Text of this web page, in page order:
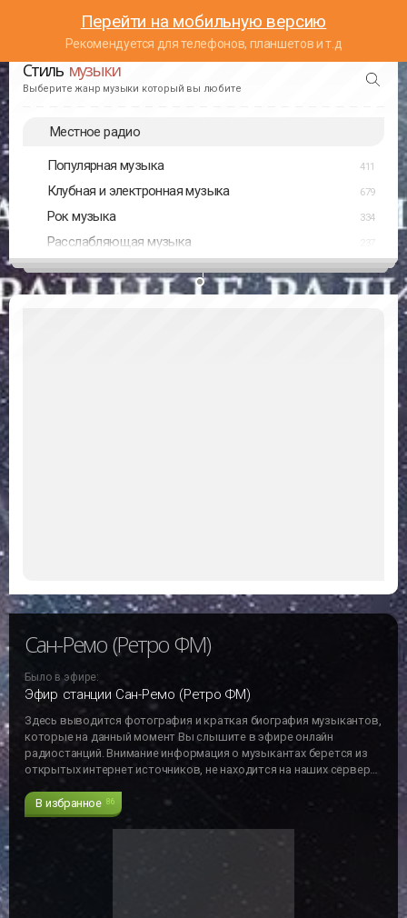
Перейти на мобильную версию
Рекомендуется для телефонов, планшетов и т.д
Стиль музыки
Выберите жанр музыки который вы любите
Местное радио
Популярная музыка 411
Клубная и электронная музыка 679
Рок музыка 334
Расслабляющая музыка
Сан-Ремо (Ретро ФМ)
Было в эфире:
Эфир станции Сан-Ремо (Ретро ФМ)
Здесь выводится фотография и краткая биография музыкантов,
которые на данный момент Вы слышите в эфире онлайн
радиостанций. Внимание информация о музыкантах берется из
открытых интернет источников, не находится на наших серверах
и может не отвечать действительности!!!
В избранное 86